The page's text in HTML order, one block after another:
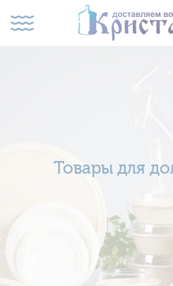
Товары для